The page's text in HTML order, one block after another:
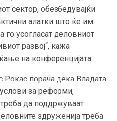
сектор, обезбедувајќи
алатки што ќе им
го усогласат деловниот
развој“, кажа
на конференцијата.
порача дека Владата
за реформи,
да поддржуваат
здруженија треба